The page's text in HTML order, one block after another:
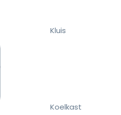
Kluis
Koelkast